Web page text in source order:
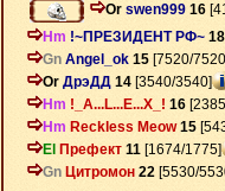
Or swen999 16
Hm !~ПРЕЗИДЕНТ РФ~ 18
Gn Angel_ok 15 [7520/
Or ДрэДД 14 [3540/3540]
Hm !_A...L...E...X_! 16
Hm Reckless Meow 15
El Префект 11 [1674/1775]
Gn Цитромон 22 [5530/